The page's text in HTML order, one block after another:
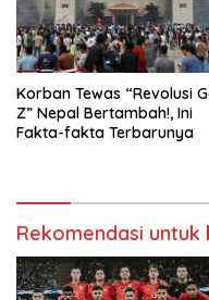
Korban Tewas “Revolusi
Z” Nepal Bertambah!, Ini
Fakta-fakta Terbarunya
Rekomendasi untuk